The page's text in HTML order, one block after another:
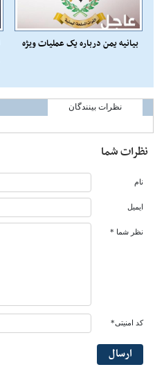
بیانیه یمن درباره یک عملیات ویژه
نظرات بینندگان
نظرات شما
نام
ایمیل
نظر شما *
کد امنیتی*
ارسال